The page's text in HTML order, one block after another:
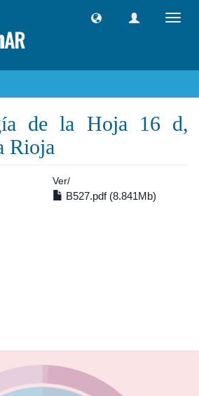
de la Hoja 16 d,
Rioja
Ver/
B527.pdf (8.841Mb)